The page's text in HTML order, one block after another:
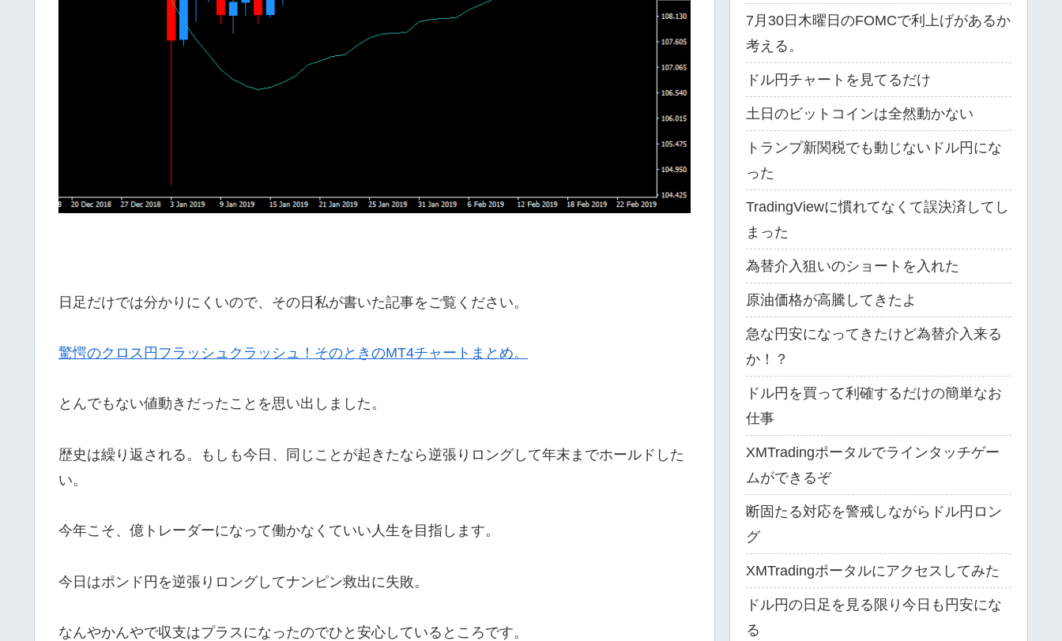
日足だけでは分かりにくいので、その日私が書いた記事をご覧ください。
驚愕のクロス円フラッシュクラッシュ！そのときのMT4チャートまとめ。
とんでもない値動きだったことを思い出しました。
歴史は繰り返される。もしも今日、同じことが起きたなら逆張りロングして年末までホールドした
い。
今年こそ、億トレーダーになって働かなくていい人生を目指します。
今日はポンド円を逆張りロングしてナンピン救出に失敗。
なんやかんやで収支はプラスになったのでひと安心しているところです。
7月30日木曜日のFOMCで利上げがあるか
考える。
ドル円チャートを見てるだけ
土日のビットコインは全然動かない
トランプ新関税でも動じないドル円にな
った
TradingViewに慣れてなくて誤決済してし
まった
為替介入狙いのショートを入れた
原油価格が高騰してきたよ
急な円安になってきたけど為替介入来る
か！？
ドル円を買って利確するだけの簡単なお
仕事
XMTradingポータルでラインタッチゲー
ムができるぞ
断固たる対応を警戒しながらドル円ロン
グ
XMTradingポータルにアクセスしてみた
ドル円の日足を見る限り今日も円安にな
る